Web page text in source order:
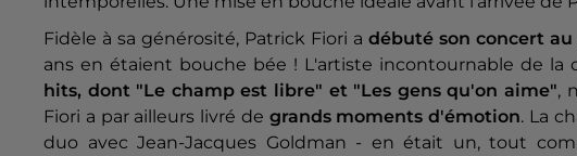
Fidèle à sa générosité, Patrick Fiori a débuté son concert
ans en étaient bouche bée ! L'artiste incontournable de la
hits, dont "Le champ est libre" et "Les gens qu'on aime",
Fiori a par ailleurs livré de grands moments d'émotion. La
duo avec Jean-Jacques Goldman - en était un, tout